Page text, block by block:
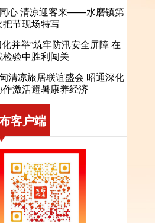
心 清凉迎客来——水磨镇第
把节现场特写
化并举”筑牢防汛安全屏障 在
验中胜利闯关
清凉旅居联谊盛会 昭通深化
作激活避暑康养经济
客户端